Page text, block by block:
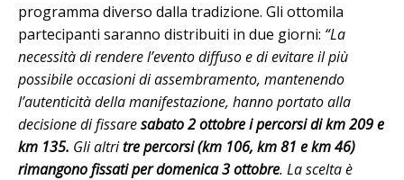
programma diverso dalla tradizione. Gli ottomila
partecipanti saranno distribuiti in due giorni: “La
necessità di rendere l’evento diffuso e di evitare il più
possibile occasioni di assembramento, mantenendo
l’autenticità della manifestazione, hanno portato alla
decisione di fissaresabato 2 ottobre i percorsi di km 209 e
km 135. Gli altritre percorsi (km 106, km 81 e km 46)
rimangono fissati per domenica 3 ottobre. La scelta è